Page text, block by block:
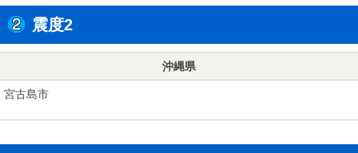
震度2
沖縄県
宮古島市